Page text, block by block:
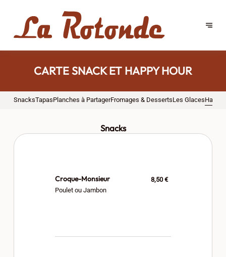
CARTE SNACK ET HAPPY HOUR
SnacksTapasPlanches à PartagerFromages & DessertsLes GlacesHappy
Snacks
Croque-Monsieur
Poulet ou Jambon
8,50 €